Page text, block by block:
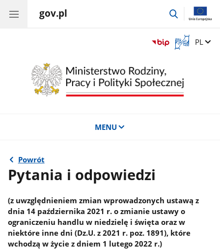
gov.pl
przejdź
Otwórz
okno
języka
migowego
Zmień
PL
MENU
Powrót
Pytania i odpowiedzi
(z uwzględnieniem zmian wprowadzonych ustawą z
dnia 14 października 2021 r. o zmianie ustawy o
ograniczeniu handlu w niedzielę i święta oraz w
niektóre inne dni (Dz.U. z 2021 r. poz. 1891), które
wchodzą w życie z dniem 1 lutego 2022 r.)